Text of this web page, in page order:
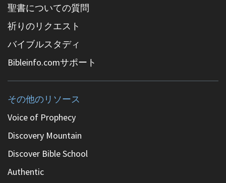
聖書についての質問
祈りのリクエスト
バイブルスタディ
Bibleinfo.comサポート
その他のリソース
Voice of Prophecy
Discovery Mountain
Discover Bible School
Authentic